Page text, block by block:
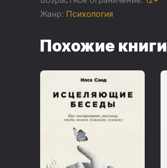
Жанр: Психология
Похожие книги